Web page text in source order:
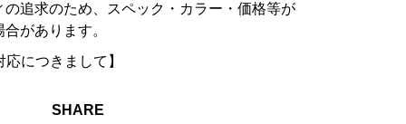
追求のため、スペック・カラー・価格等が
があります。
につきまして】
SHARE